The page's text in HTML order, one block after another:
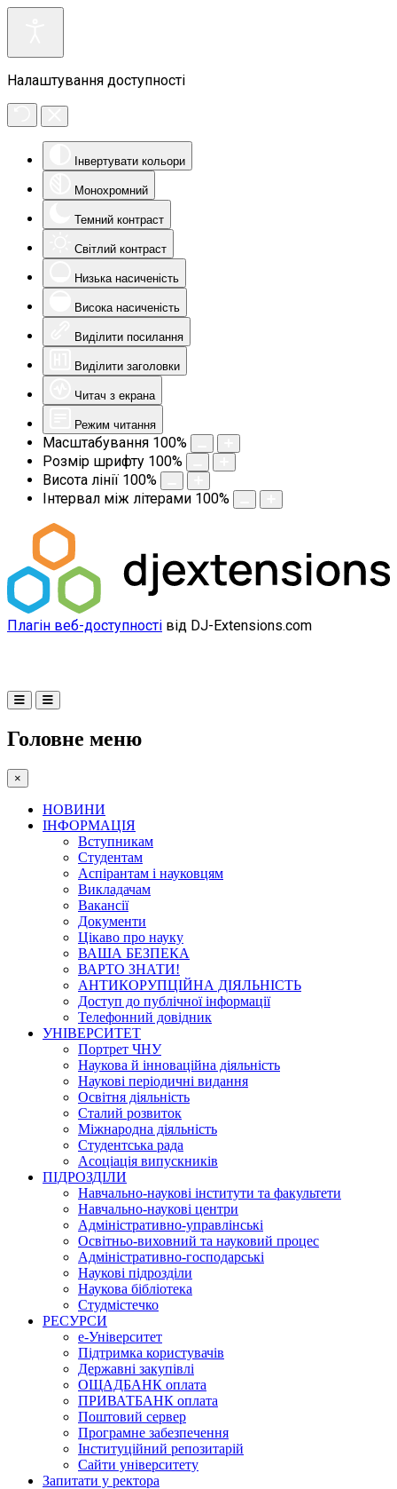
Налаштування доступності
Інвертувати кольори
Монохромний
Темний контраст
Світлий контраст
Низька насиченість
Висока насиченість
Виділити посилання
Виділити заголовки
Читач з екрана
Режим читання
Масштабування 100%
Розмір шрифту 100%
Висота лінії 100%
Інтервал між літерами 100%
Плагін веб-доступності від DJ-Extensions.com
Головне меню
×
НОВИНИ
ІНФОРМАЦІЯ
Вступникам
Студентам
Аспірантам і науковцям
Викладачам
Вакансії
Документи
Цікаво про науку
ВАША БЕЗПЕКА
ВАРТО ЗНАТИ!
АНТИКОРУПЦІЙНА ДІЯЛЬНІСТЬ
Доступ до публічної інформації
Телефонний довідник
УНІВЕРСИТЕТ
Портрет ЧНУ
Наукова й інноваційна діяльність
Наукові періодичні видання
Освітня діяльність
Сталий розвиток
Міжнародна діяльність
Студентська рада
Асоціація випускників
ПІДРОЗДІЛИ
Навчально-наукові інститути та факультети
Навчально-наукові центри
Адміністративно-управлінські
Освітньо-виховний та науковий процес
Адміністративно-господарські
Наукові підрозділи
Наукова бібліотека
Студмістечко
РЕСУРСИ
е-Університет
Підтримка користувачів
Державні закупівлі
ОЩАДБАНК оплата
ПРИВАТБАНК оплата
Поштовий сервер
Програмне забезпечення
Інституційний репозитарій
Сайти університету
Запитати у ректора